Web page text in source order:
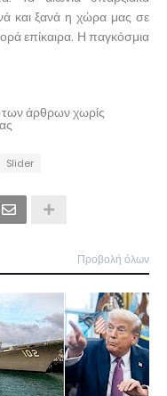
και ξανά η χώρα μας σε
επίκαιρα. Η παγκόσμια
των άρθρων χωρίς
Slider
Προβολή όλων